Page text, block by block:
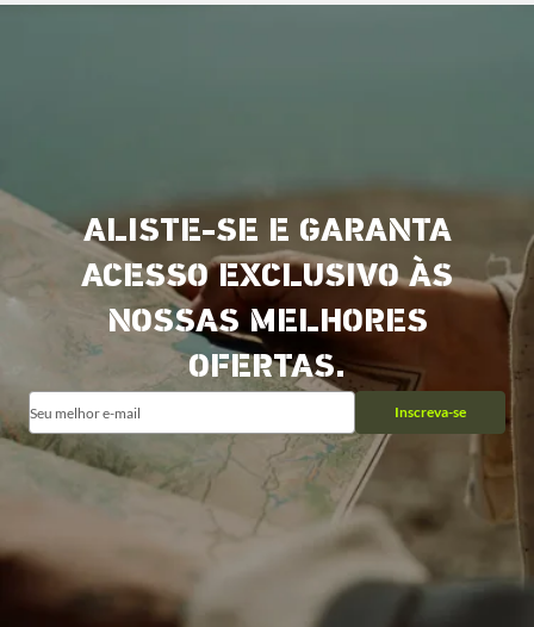
ALISTE-SE E GARANTA
ACESSO EXCLUSIVO ÀS
NOSSAS MELHORES
OFERTAS.
Inscreva-se